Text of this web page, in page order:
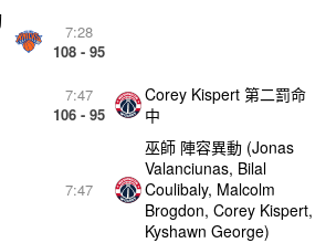
7:47
巫師 陣容異動 (Jonas
Valanciunas, Bilal
Coulibaly, Malcolm
Brogdon, Corey Kispert,
Kyshawn George)
7:47
106 - 95
Corey Kispert 第二罰命
中
7:28
108 - 95